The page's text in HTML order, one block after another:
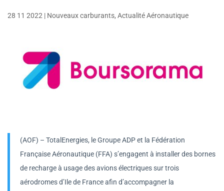
28 11 2022 | Nouveaux carburants, Actualité Aéronautique
(AOF) – TotalEnergies, le Groupe ADP et la Fédération
Française Aéronautique (FFA) s’engagent à installer des bornes
de recharge à usage des avions électriques sur trois
aérodromes d’Ile de France afin d’accompagner la